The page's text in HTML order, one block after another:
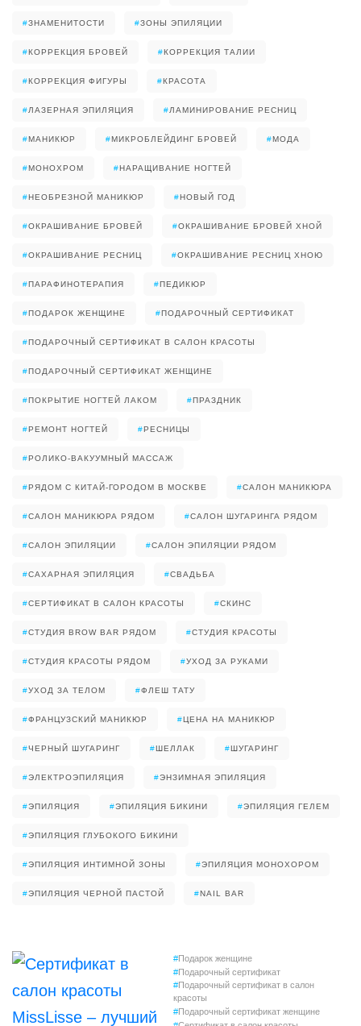
#ЗНАМЕНИТОСТИ #ЗОНЫ ЭПИЛЯЦИИ
#КОРРЕКЦИЯ БРОВЕЙ #КОРРЕКЦИЯ ТАЛИИ
#КОРРЕКЦИЯ ФИГУРЫ #КРАСОТА
#ЛАЗЕРНАЯ ЭПИЛЯЦИЯ #ЛАМИНИРОВАНИЕ РЕСНИЦ
#МАНИКЮР #МИКРОБЛЕЙДИНГ БРОВЕЙ #МОДА
#МОНОХРОМ #НАРАЩИВАНИЕ НОГТЕЙ
#НЕОБРЕЗНОЙ МАНИКЮР #НОВЫЙ ГОД
#ОКРАШИВАНИЕ БРОВЕЙ #ОКРАШИВАНИЕ БРОВЕЙ ХНОЙ
#ОКРАШИВАНИЕ РЕСНИЦ #ОКРАШИВАНИЕ РЕСНИЦ ХНОЮ
#ПАРАФИНОТЕРАПИЯ #ПЕДИКЮР
#ПОДАРОК ЖЕНЩИНЕ #ПОДАРОЧНЫЙ СЕРТИФИКАТ
#ПОДАРОЧНЫЙ СЕРТИФИКАТ В САЛОН КРАСОТЫ
#ПОДАРОЧНЫЙ СЕРТИФИКАТ ЖЕНЩИНЕ
#ПОКРЫТИЕ НОГТЕЙ ЛАКОМ #ПРАЗДНИК
#РЕМОНТ НОГТЕЙ #РЕСНИЦЫ
#РОЛИКО-ВАКУУМНЫЙ МАССАЖ
#РЯДОМ С КИТАЙ-ГОРОДОМ В МОСКВЕ #САЛОН МАНИКЮРА
#САЛОН МАНИКЮРА РЯДОМ #САЛОН ШУГАРИНГА РЯДОМ
#САЛОН ЭПИЛЯЦИИ #САЛОН ЭПИЛЯЦИИ РЯДОМ
#САХАРНАЯ ЭПИЛЯЦИЯ #СВАДЬБА
#СЕРТИФИКАТ В САЛОН КРАСОТЫ #СКИНС
#СТУДИЯ BROW BAR РЯДОМ #СТУДИЯ КРАСОТЫ
#СТУДИЯ КРАСОТЫ РЯДОМ #УХОД ЗА РУКАМИ
#УХОД ЗА ТЕЛОМ #ФЛЕШ ТАТУ
#ФРАНЦУЗСКИЙ МАНИКЮР #ЦЕНА НА МАНИКЮР
#ЧЕРНЫЙ ШУГАРИНГ #ШЕЛЛАК #ШУГАРИНГ
#ЭЛЕКТРОЭПИЛЯЦИЯ #ЭНЗИМНАЯ ЭПИЛЯЦИЯ
#ЭПИЛЯЦИЯ #ЭПИЛЯЦИЯ БИКИНИ #ЭПИЛЯЦИЯ ГЕЛЕМ
#ЭПИЛЯЦИЯ ГЛУБОКОГО БИКИНИ
#ЭПИЛЯЦИЯ ИНТИМНОЙ ЗОНЫ #ЭПИЛЯЦИЯ МОНОХОРОМ
#ЭПИЛЯЦИЯ ЧЕРНОЙ ПАСТОЙ #NAIL BAR
#Подарок женщине
#Подарочный сертификат
#Подарочный сертификат в салон
красоты
#Подарочный сертификат женщине